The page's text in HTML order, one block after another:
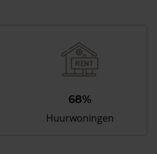
68%
Huurwoningen